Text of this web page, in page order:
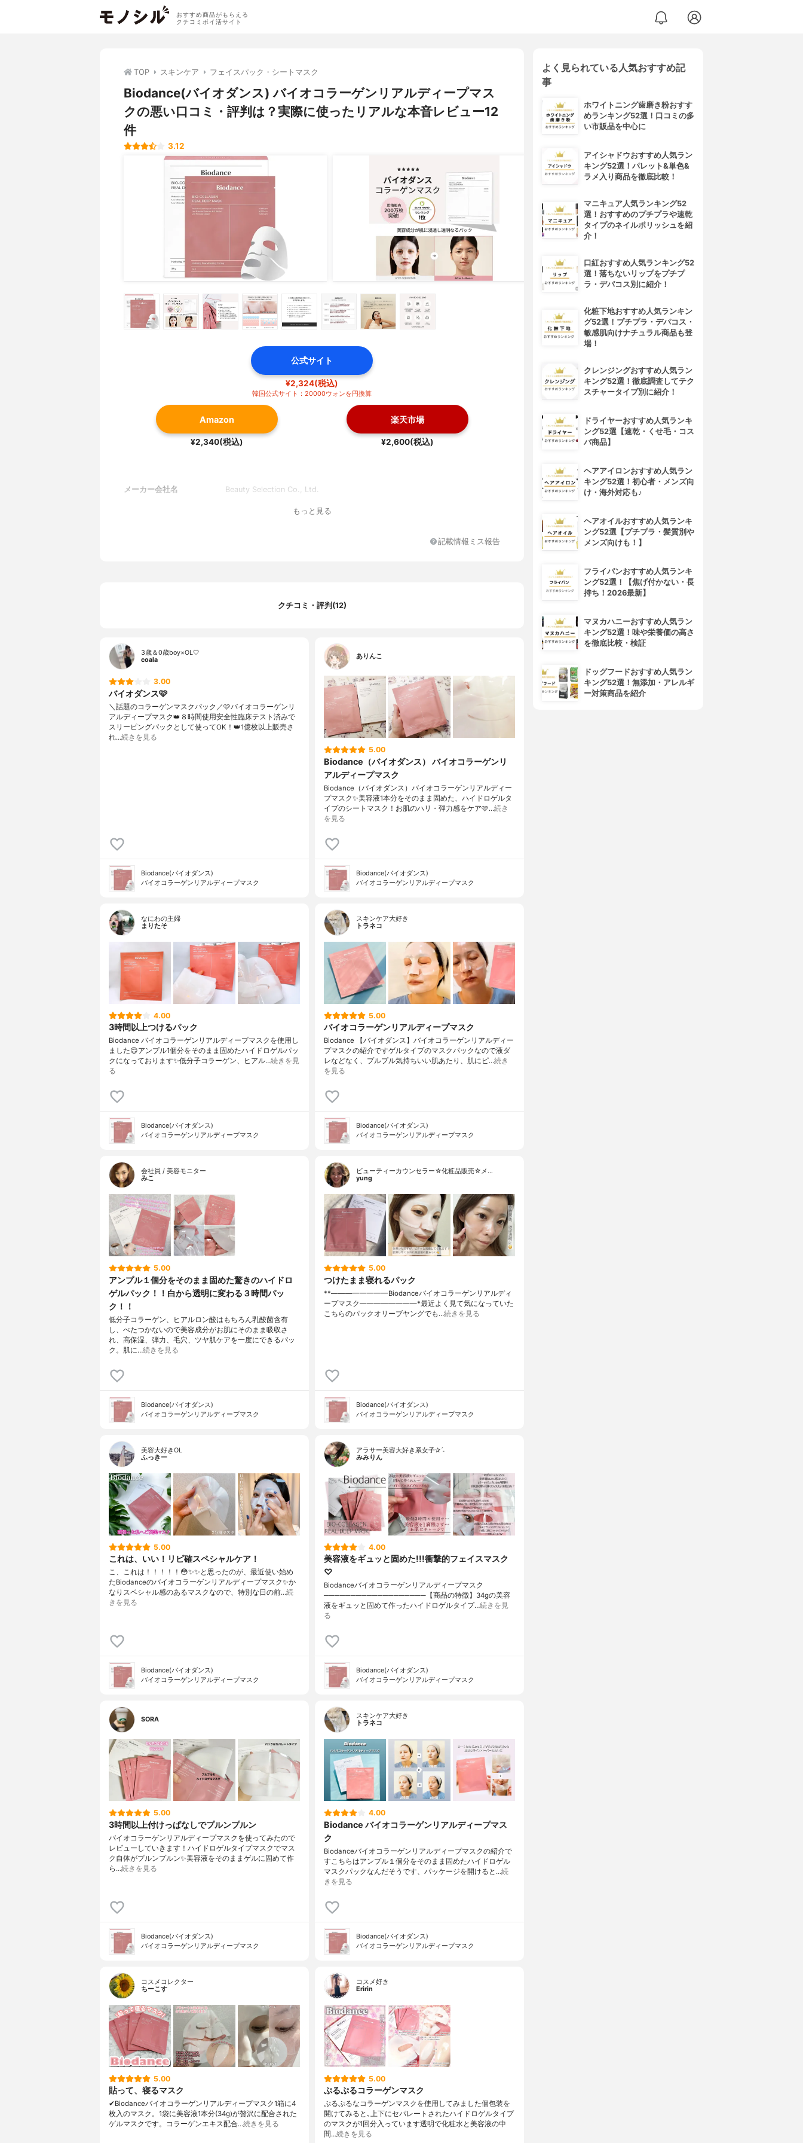
おすすめ商品がもらえる
クチコミポイ活サイト
TOP スキンケア フェイスパック・シートマスク
Biodance(バイオダンス) バイオコラーゲンリアルディープマス
クの悪い口コミ・評判は？実際に使ったリアルな本音レビュー12
件
3.12
公式サイト
¥2,324(税込)
韓国公式サイト：20000ウォンを円換算
Amazon
¥2,340(税込)
楽天市場
¥2,600(税込)
メーカー会社名 Beauty Selection Co., Ltd.
もっと見る
記載情報ミス報告
クチコミ・評判(12)
3歳＆0歳boy×OL🤍
coala
3.00
バイオダンス🩷
＼話題のコラーゲンマスクパック／🩷バイオコラーゲンリ
アルディープマスク👑８時間使用安全性臨床テスト済みで
スリーピングパックとして使ってOK！👑1億枚以上販売さ
れ…続きを見る
Biodance(バイオダンス)
バイオコラーゲンリアルディープマスク
ありんこ
5.00
Biodance（バイオダンス） バイオコラーゲンリ
アルディープマスク
Biodance（バイオダンス）バイオコラーゲンリアルディー
プマスク✨美容液1本分をそのまま固めた、ハイドロゲルタ
イプのシートマスク！お肌のハリ・弾力感をケア🩷…続き
を見る
Biodance(バイオダンス)
バイオコラーゲンリアルディープマスク
なにわの主婦
まりたそ
4.00
3時間以上つけるパック
Biodance バイオコラーゲンリアルディープマスクを使用し
ました😊アンプル1個分をそのまま固めたハイドロゲルパッ
クになっております✨低分子コラーゲン、ヒアル…続きを見
る
Biodance(バイオダンス)
バイオコラーゲンリアルディープマスク
スキンケア大好き
トラネコ
5.00
バイオコラーゲンリアルディープマスク
Biodance 【バイオダンス】バイオコラーゲンリアルディー
プマスクの紹介ですゲルタイプのマスクパックなので液ダ
レなどなく、プルプル気持ちいい肌あたり、肌にピ…続き
を見る
Biodance(バイオダンス)
バイオコラーゲンリアルディープマスク
会社員 / 美容モニター
みこ
5.00
アンプル１個分をそのまま固めた驚きのハイドロ
ゲルパック！！白から透明に変わる３時間パッ
ク！！
低分子コラーゲン、ヒアルロン酸はもちろん乳酸菌含有
し、べたつかないので美容成分がお肌にそのまま吸収さ
れ、高保湿、弾力、毛穴、ツヤ肌ケアを一度にできるパッ
ク。肌に…続きを見る
Biodance(バイオダンス)
バイオコラーゲンリアルディープマスク
ビューティーカウンセラー☆化粧品販売☆メ…
yung
5.00
つけたまま寝れるパック
⁡**————————⁡Biodance⁡バイオコラーゲンリアルディ
ープマスク⁡————————⁡⁡*最近よく見て気になっていた
こちらのパックオリーブヤングでも…続きを見る
Biodance(バイオダンス)
バイオコラーゲンリアルディープマスク
美容大好きOL
ふっきー
5.00
これは、いい！リピ確スペシャルケア！
こ、これは！！！！！😳✨✨と思ったのが、最近使い始め
たBiodanceのバイオコラーゲンリアルディープマスク✨か
なりスペシャル感のあるマスクなので、特別な日の前…続
きを見る
Biodance(バイオダンス)
バイオコラーゲンリアルディープマスク
アラサー美容大好き系女子✰ˊ˗
みみりん
4.00
美容液をギュッと固めた!!!衝撃的フェイスマスク
♡
Biodanceバイオコラーゲンリアルディープマスク
───────────────────【商品の特徴】34gの美容
液をギュッと固めて作ったハイドロゲルタイプ…続きを見
る
Biodance(バイオダンス)
バイオコラーゲンリアルディープマスク
SORA
5.00
3時間以上付けっぱなしでプルンプルン
バイオコラーゲンリアルディープマスクを使ってみたので
レビューしていきます！⁡ハイドロゲルタイプマスクでマス
ク自体がプルンプルン✨美容液をそのままゲルに固めて作
ら…続きを見る
Biodance(バイオダンス)
バイオコラーゲンリアルディープマスク
スキンケア大好き
トラネコ
4.00
Biodance バイオコラーゲンリアルディープマス
ク
Biodanceバイオコラーゲンリアルディープマスクの紹介で
すこちらはアンプル１個分をそのまま固めたハイドロゲル
マスクパックなんだそうです、パッケージを開けると…続
きを見る
Biodance(バイオダンス)
バイオコラーゲンリアルディープマスク
コスメコレクター
ちーこす
5.00
貼って、寝るマスク
✔︎Biodanceバイオコラーゲンリアルディープマスク1箱に4
枚入のマスク。1袋に美容液1本分(34g)が贅沢に配合された
ゲルマスクです。コラーゲンエキス配合…続きを見る
コスメ好き
Eririn
5.00
ぷるぷるコラーゲンマスク
ぷるぷるなコラーゲンマスクを使用してみました個包装を
開けてみると､上下にセパレートされたハイドロゲルタイプ
のマスクが1回分入っています透明で化粧水と美容液の中
間…続きを見る
よく見られている人気おすすめ記
事
ホワイトニング歯磨き粉おすす
めランキング52選！口コミの多
い市販品を中心に
アイシャドウおすすめ人気ラン
キング52選！パレット&単色&
ラメ入り商品を徹底比較！
マニキュア人気ランキング52
選！おすすめのプチプラや速乾
タイプのネイルポリッシュを紹
介！
口紅おすすめ人気ランキング52
選！落ちないリップをプチプ
ラ・デパコス別に紹介！
化粧下地おすすめ人気ランキン
グ52選！プチプラ・デパコス・
敏感肌向けナチュラル商品も登
場！
クレンジングおすすめ人気ラン
キング52選！徹底調査してテク
スチャータイプ別に紹介！
ドライヤーおすすめ人気ランキ
ング52選【速乾・くせ毛・コス
パ商品】
ヘアアイロンおすすめ人気ラン
キング52選！初心者・メンズ向
け・海外対応も♪
ヘアオイルおすすめ人気ランキ
ング52選【プチプラ・髪質別や
メンズ向けも！】
フライパンおすすめ人気ランキ
ング52選！【焦げ付かない・長
持ち！2026最新】
マヌカハニーおすすめ人気ラン
キング52選！味や栄養価の高さ
を徹底比較・検証
ドッグフードおすすめ人気ラン
キング52選！無添加・アレルギ
ー対策商品を紹介